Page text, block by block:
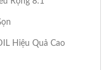
Hiệu Quả Cao